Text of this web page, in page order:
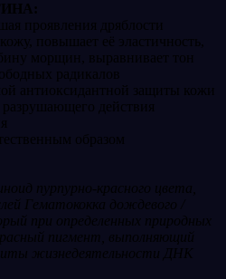
проявления дряблости
повышает её эластичность,
морщин, выравнивает тон
радикалов
антиоксидантной защиты кожи
разрушающего действия
образом
пурпурно-красного цвета,
Гематококка дождевого /
при определенных природных
пигмент, выполняющий
жизнедеятельности ДНК